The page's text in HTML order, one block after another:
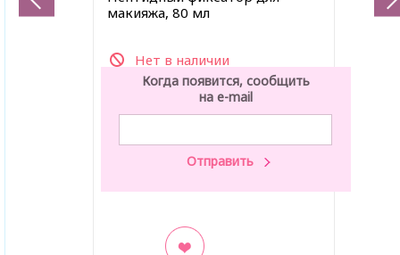
макияжа, 80 мл
Нет в наличии
Когда появится, сообщить
на e-mail